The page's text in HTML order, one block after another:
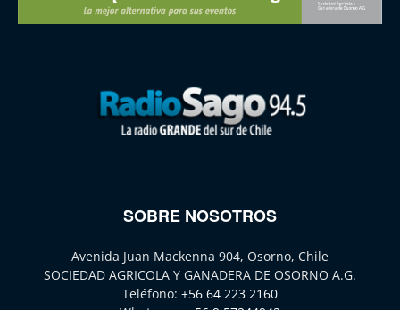
SOBRE NOSOTROS
Avenida Juan Mackenna 904, Osorno, Chile
SOCIEDAD AGRICOLA Y GANADERA DE OSORNO A.G.
Teléfono: +56 64 223 2160